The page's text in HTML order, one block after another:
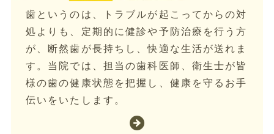
歯というのは、トラブルが起こってからの対
処よりも、定期的に健診や予防治療を行う方
が、断然歯が長持ちし、快適な生活が送れま
す。当院では、担当の歯科医師、衛生士が皆
様の歯の健康状態を把握し、健康を守るお手
伝いをいたします。